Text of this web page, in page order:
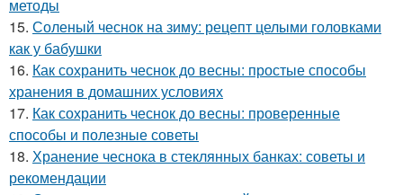
методы
15. Соленый чеснок на зиму: рецепт целыми головками
как у бабушки
16. Как сохранить чеснок до весны: простые способы
хранения в домашних условиях
17. Как сохранить чеснок до весны: проверенные
способы и полезные советы
18. Хранение чеснока в стеклянных банках: советы и
рекомендации